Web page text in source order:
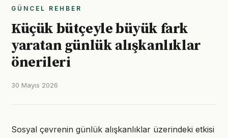
GÜNCEL REHBER
Küçük bütçeyle büyük fark
yaratan günlük alışkanlıklar
önerileri
30 Mayıs 2026
Sosyal çevrenin günlük alışkanlıklar üzerindeki etkisi